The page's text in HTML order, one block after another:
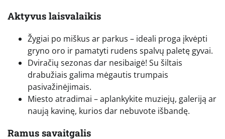
Aktyvus laisvalaikis
Žygiai po miškus ar parkus – ideali proga įkvėpti
gryno oro ir pamatyti rudens spalvų paletę gyvai.
Dviračių sezonas dar nesibaigė! Su šiltais
drabužiais galima mėgautis trumpais
pasivažinėjimais.
Miesto atradimai – aplankykite muziejų, galeriją ar
naują kavinę, kurios dar nebuvote išbandę.
Ramus savaitgalis